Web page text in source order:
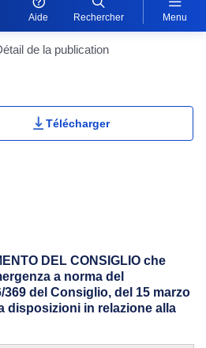
Aide Rechercher Menu
de la publication
Actions Portlet
Télécharger
DEL CONSIGLIO che
a norma del
369 del Consiglio, del 15 marzo
disposizioni in relazione alla